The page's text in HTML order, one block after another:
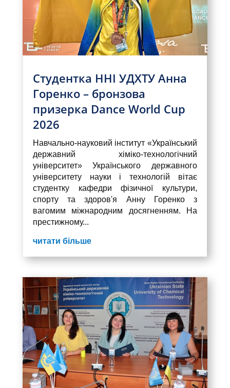
Студентка ННІ УДХТУ Анна
Горенко – бронзова
призерка Dance World Cup
2026
Навчально-науковий інститут «Український
державний хіміко-технологічний
університет» Українського державного
університету науки і технологій вітає
студентку кафедри фізичної культури,
спорту та здоров'я Анну Горенко з
вагомим міжнародним досягненням. На
престижному...
читати більше